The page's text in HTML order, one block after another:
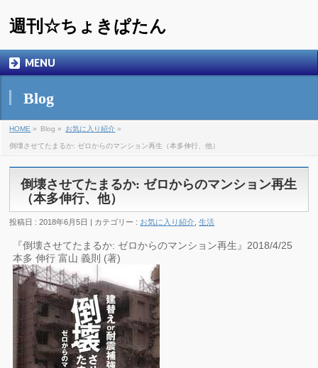
週刊☆ちょきぱたん
MENU
Blog
HOME » Blog » お気に入り紹介 »
倒壊させてたまるか: ゼロからのマンション再生（本多伸行、他）
倒壊させてたまるか: ゼロからのマンション再生
（本多伸行、他）
投稿日 : 2018年6月5日 | カテゴリー : お気に入り紹介 ,生活
『倒壊させてたまるか: ゼロからのマンション再生』2018/4/25
本多 伸行 富山 義則 (著)